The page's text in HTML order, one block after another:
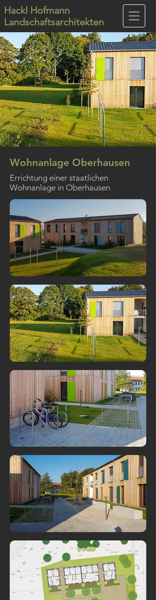
Hackl Hofmann
Landschaftsarchitekten
Wohnanlage Oberhausen
Errichtung einer staatlichen
Wohnanlage in Oberhausen